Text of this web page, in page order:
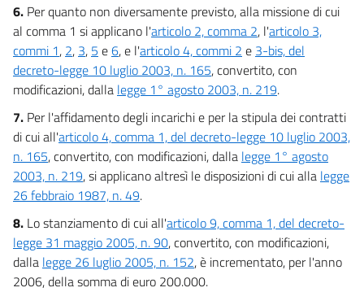
6. Per quanto non diversamente previsto, alla missione di cui
al comma 1 si applicano l'articolo 2, comma 2, l'articolo 3,
commi 1, 2, 3, 5 e6, e l'articolo 4, commi 2 e 3-bis, del
decreto-legge 10 luglio 2003, n. 165, convertito, con
modificazioni, dalla legge 1° agosto 2003, n. 219.
7. Per l'affidamento degli incarichi e per la stipula dei contratti
di cui all'articolo 4, comma 1, del decreto-legge 10 luglio 2003,
n. 165, convertito, con modificazioni, dalla legge 1° agosto
2003, n. 219, si applicano altresì le disposizioni di cui alla legge
26 febbraio 1987, n. 49.
8. Lo stanziamento di cui all'articolo 9, comma 1, del decreto-
legge 31 maggio 2005, n. 90, convertito, con modificazioni,
dalla legge 26 luglio 2005, n. 152, è incrementato, per l'anno
2006, della somma di euro 200.000.